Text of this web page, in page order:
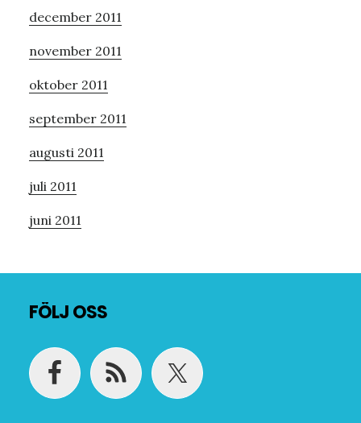
december 2011
november 2011
oktober 2011
september 2011
augusti 2011
juli 2011
juni 2011
FÖLJ OSS